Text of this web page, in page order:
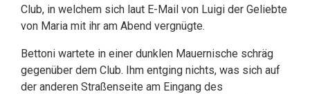
Club, in welchem sich laut E-Mail von Luigi der Geliebte
von Maria mit ihr am Abend vergnügte.
Bettoni wartete in einer dunklen Mauernische schräg
gegenüber dem Club. Ihm entging nichts, was sich auf
der anderen Straßenseite am Eingang des